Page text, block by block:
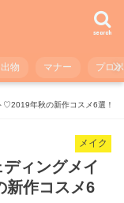
search
物 マナー プロ
♡2019年秋の新作コスメ6選！
メイク
ディングメイ
新作コスメ6